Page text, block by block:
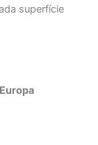
superfície